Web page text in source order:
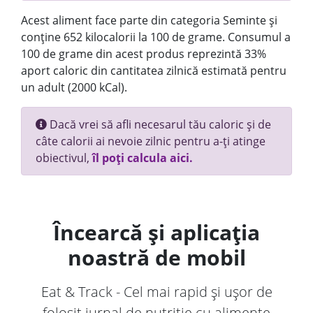
Acest aliment face parte din categoria Seminte și
conține 652 kilocalorii la 100 de grame. Consumul a
100 de grame din acest produs reprezintă 33%
aport caloric din cantitatea zilnică estimată pentru
un adult (2000 kCal).
Dacă vrei să afli necesarul tău caloric și de
câte calorii ai nevoie zilnic pentru a-ți atinge
obiectivul,îl poți calcula aici.
Încearcă și aplicația
noastră de mobil
Eat & Track - Cel mai rapid și ușor de